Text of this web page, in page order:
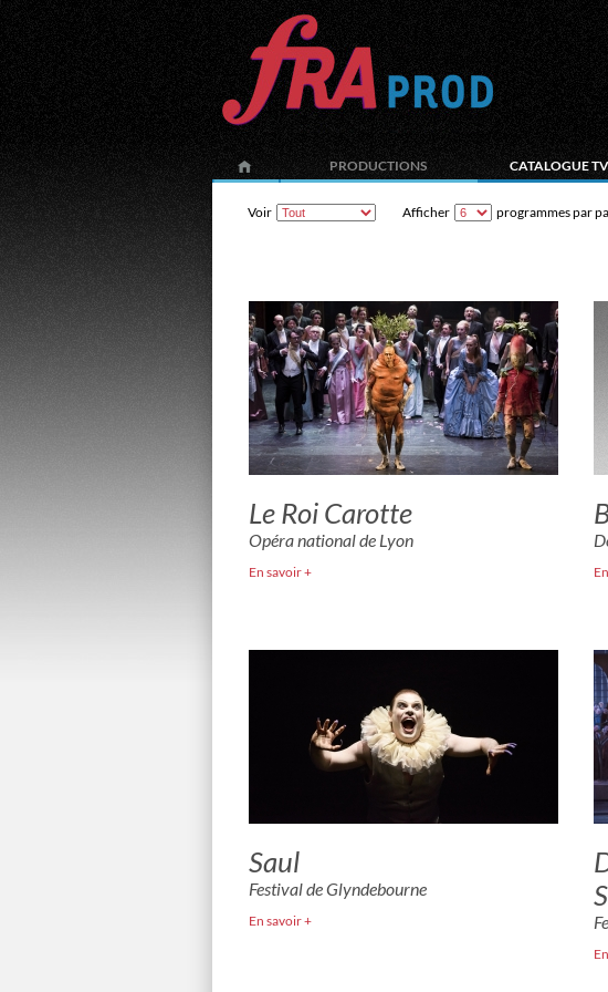
PRODUCTIONS CATALOGUE
Voir Afficher programmes par
Le Roi Carotte
Opéra national de Lyon
En savoir +
Saul
Festival de Glyndebourne
En savoir +